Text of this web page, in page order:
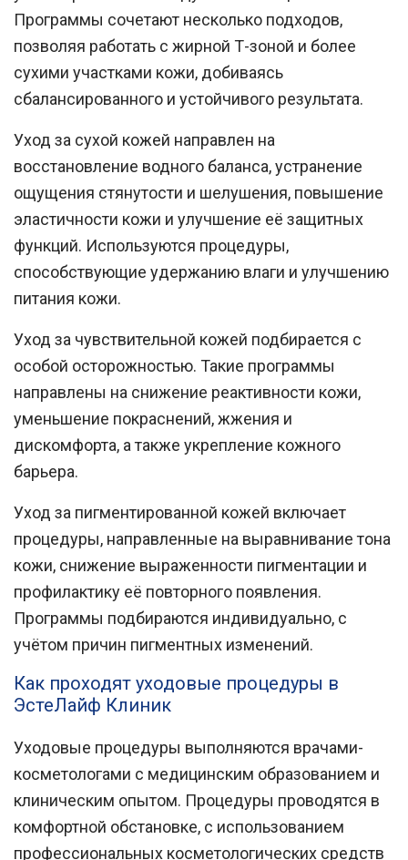
Программы сочетают несколько подходов,
позволяя работать с жирной Т-зоной и более
сухими участками кожи, добиваясь
сбалансированного и устойчивого результата.
Уход за сухой кожей направлен на
восстановление водного баланса, устранение
ощущения стянутости и шелушения, повышение
эластичности кожи и улучшение её защитных
функций. Используются процедуры,
способствующие удержанию влаги и улучшению
питания кожи.
Уход за чувствительной кожей подбирается с
особой осторожностью. Такие программы
направлены на снижение реактивности кожи,
уменьшение покраснений, жжения и
дискомфорта, а также укрепление кожного
барьера.
Уход за пигментированной кожей включает
процедуры, направленные на выравнивание тона
кожи, снижение выраженности пигментации и
профилактику её повторного появления.
Программы подбираются индивидуально, с
учётом причин пигментных изменений.
Как проходят уходовые процедуры в
ЭстеЛайф Клиник
Уходовые процедуры выполняются врачами-
косметологами с медицинским образованием и
клиническим опытом. Процедуры проводятся в
комфортной обстановке, с использованием
профессиональных косметологических средств